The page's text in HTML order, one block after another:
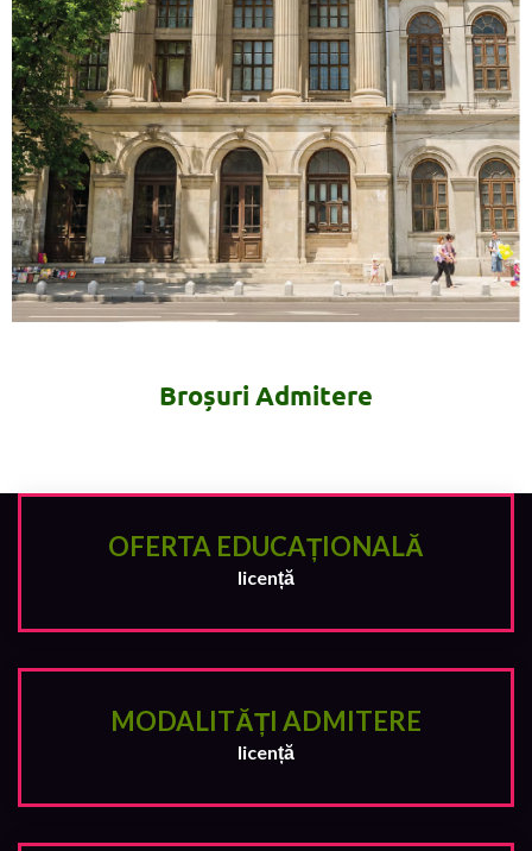
Broșuri Admitere
OFERTA EDUCAȚIONALĂ
licență
MODALITĂȚI ADMITERE
licență